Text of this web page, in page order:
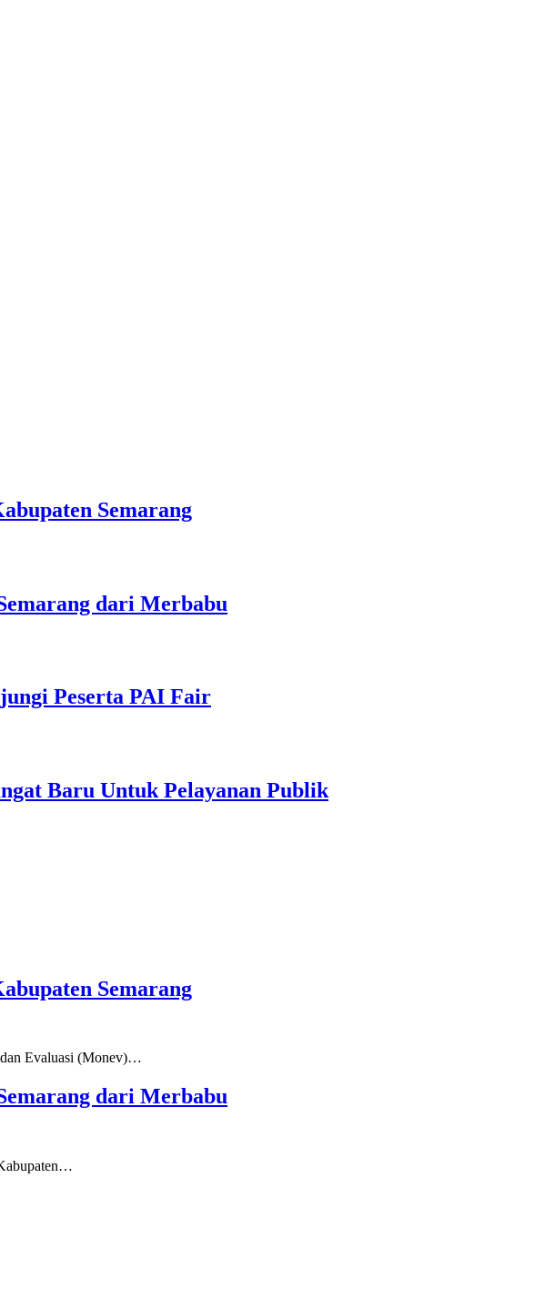
Semarang
dari Merbabu
Peserta PAI Fair
Baru Untuk Pelayanan Publik
Semarang
dan Evaluasi (Monev)…
dari Merbabu